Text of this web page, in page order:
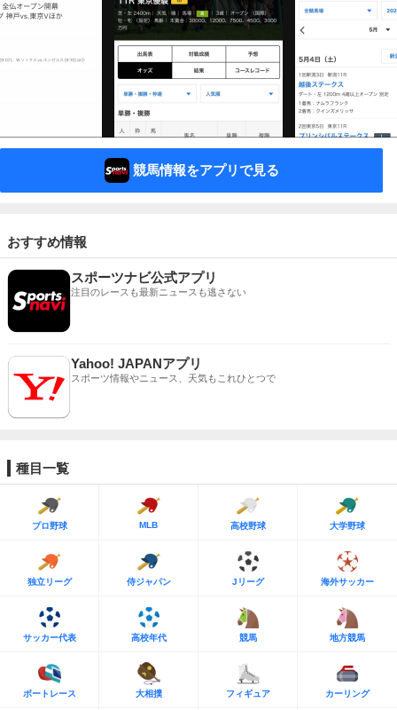
競馬情報をアプリで見る
おすすめ情報
スポーツナビ公式アプリ
注目のレースも最新ニュースも逃さない
Yahoo! JAPANアプリ
スポーツ情報やニュース、天気もこれひとつで
種目一覧
プロ野球 MLB 高校野球 大学野球
独立リーグ 侍ジャパン Jリーグ 海外サッカー
サッカー代表 高校年代 競馬 地方競馬
ボートレース 大相撲 フィギュア カーリング